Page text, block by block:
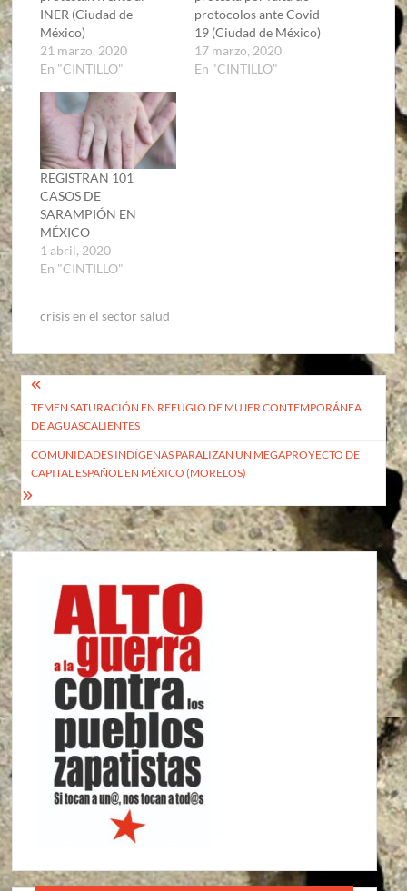
INER (Ciudad de
México)
21 marzo, 2020
En "CINTILLO"
protocolos ante Covid-
19 (Ciudad de México)
17 marzo, 2020
En "CINTILLO"
REGISTRAN 101
CASOS DE
SARAMPIÓN EN
MÉXICO
1 abril, 2020
En "CINTILLO"
crisis en el sector salud
Navegación
de
entradas
TEMEN SATURACIÓN EN REFUGIO DE MUJER CONTEMPORÁNEA
DE AGUASCALIENTES
COMUNIDADES INDÍGENAS PARALIZAN UN MEGAPROYECTO DE
CAPITAL ESPAÑOL EN MÉXICO (MORELOS)